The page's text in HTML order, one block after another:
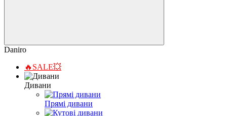
Daniro
🔥SALE💥
Дивани
Прямі дивани